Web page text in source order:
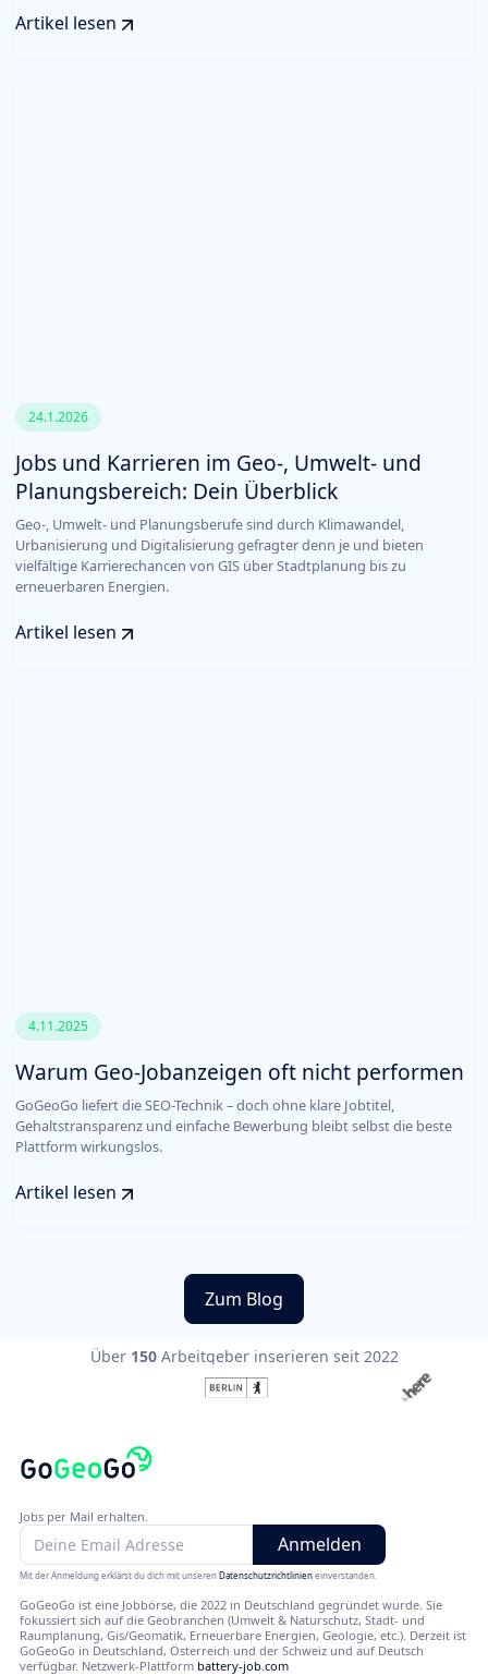
Artikel lesen
24.1.2026
Jobs und Karrieren im Geo-, Umwelt- und
Planungsbereich: Dein Überblick
Geo-, Umwelt- und Planungsberufe sind durch Klimawandel,
Urbanisierung und Digitalisierung gefragter denn je und bieten
vielfältige Karrierechancen von GIS über Stadtplanung bis zu
erneuerbaren Energien.
Artikel lesen
4.11.2025
Warum Geo-Jobanzeigen oft nicht performen
GoGeoGo liefert die SEO-Technik – doch ohne klare Jobtitel,
Gehaltstransparenz und einfache Bewerbung bleibt selbst die beste
Plattform wirkungslos.
Artikel lesen
Zum Blog
Über150 Arbeitgeber inserieren seit 2022
Jobs per Mail erhalten.
Mit der Anmeldung erklärst du dich mit unserenDatenschutzrichtlinieneinverstanden.
GoGeoGo ist eine Jobbörse, die 2022 in Deutschland gegründet wurde. Sie
fokussiert sich auf die Geobranchen (Umwelt & Naturschutz, Stadt- und
Raumplanung, Gis/Geomatik, Erneuerbare Energien, Geologie, etc.). Derzeit ist
GoGeoGo in Deutschland, Österreich und der Schweiz und auf Deutsch
verfügbar. Netzwerk-Plattform battery-job.com